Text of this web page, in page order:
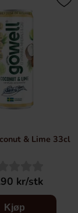
& Lime 33cl
kr/stk
Kjøp